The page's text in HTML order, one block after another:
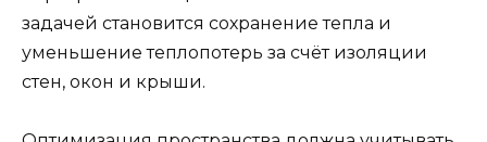
задачей становится сохранение тепла и
уменьшение теплопотерь за счёт изоляции
стен, окон и крыши.